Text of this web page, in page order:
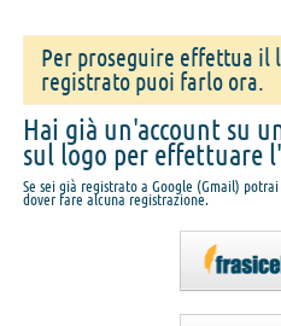
Per proseguire effettua il
registrato puoi farlo ora.
Hai già un'account su
sul logo per effettuare
Se sei già registrato a Google (Gmail)
dover fare alcuna registrazione.